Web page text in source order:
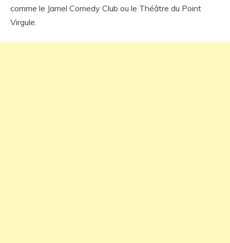
comme le Jamel Comedy Club ou le Théâtre du Point
Virgule.